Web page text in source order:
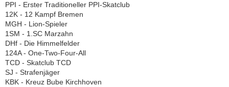
PPI - Erster Traditioneller PPI-Skatclub
12K - 12 Kampf Bremen
MGH - Lion-Spieler
1SM - 1.SC Marzahn
DHf - Die Himmelfelder
124A - One-Two-Four-All
TCD - Skatclub TCD
SJ - Strafenjäger
KBK - Kreuz Bube Kirchhoven